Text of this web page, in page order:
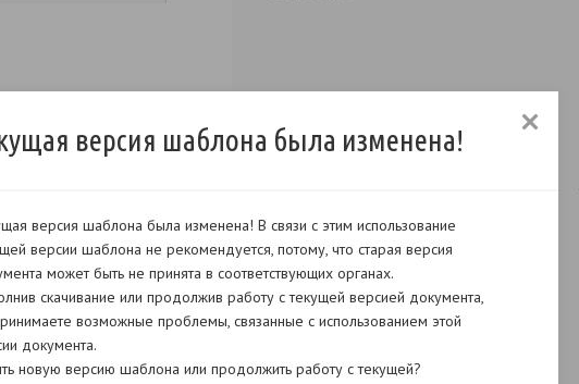
версия шаблона была изменена!
версия шаблона была изменена! В связи с этим использование
версии шаблона не рекомендуется, потому, что старая версия
может быть не принята в соответствующих органах.
скачивание или продолжив работу с текущей версией документа,
возможные проблемы, связанные с использованием этой
документа.
новую версию шаблона или продолжить работу с текущей?